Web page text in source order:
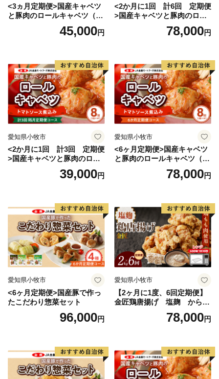
<3ヵ月定期便>国産キャベツ
と豚肉のロールキャベツ（6P
45,000円
<2か月に1回 計6回 定期便
>国産キャベツと豚肉のロー
ルキャベツ（4P入り）
78,000円
愛知県小牧市
<2か月に1回 計3回 定期便
>国産キャベツと豚肉のロー
ルキャベツ（4P入り）
39,000円
愛知県小牧市
<6ヶ月定期便>国産キャベツ
と豚肉のロールキャベツ（4P
78,000円
愛知県小牧市
<6ヶ月定期便>国産豚で作っ
たこだわり惣菜セット
96,000円
愛知県小牧市
【2ヶ月に1度、6回定期便】
金匠鶏唐揚げ 塩麹 からあ
78,000円